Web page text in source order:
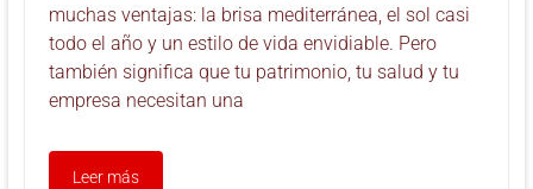
muchas ventajas: la brisa mediterránea, el sol casi
todo el año y un estilo de vida envidiable. Pero
también significa que tu patrimonio, tu salud y tu
empresa necesitan una
Leer más